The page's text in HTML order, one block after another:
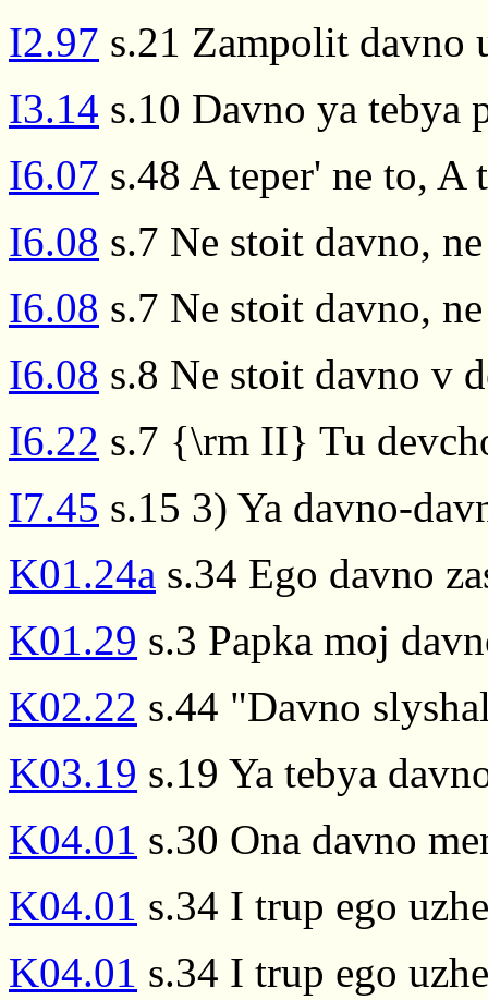
I2.97 s.21 Zampolit davno
I3.14 s.10 Davno ya tebya
I6.07 s.48 A teper' ne to, A
I6.08 s.7 Ne stoit davno,
I6.08 s.7 Ne stoit davno,
I6.08 s.8 Ne stoit davno v
I6.22 s.7 {\rm II} Tu
I7.45 s.15 3) Ya davno-
K01.24a s.34 Ego davno
K01.29 s.3 Papka moj
K02.22 s.44 "Davno
K03.19 s.19 Ya tebya
K04.01 s.30 Ona davno
K04.01 s.34 I trup ego
K04.01 s.34 I trup ego